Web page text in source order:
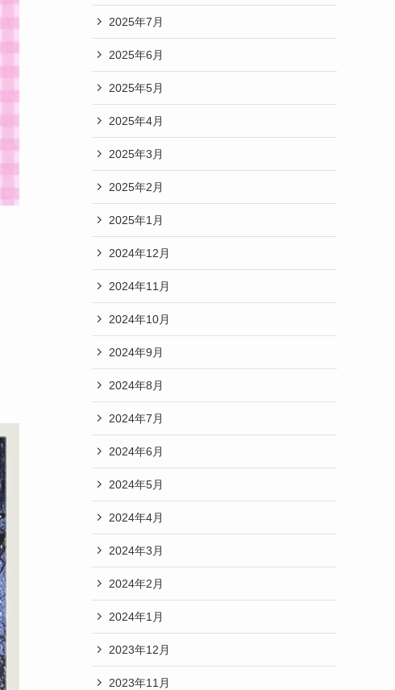
2025年7月
2025年6月
2025年5月
2025年4月
2025年3月
2025年2月
2025年1月
2024年12月
2024年11月
2024年10月
2024年9月
2024年8月
2024年7月
2024年6月
2024年5月
2024年4月
2024年3月
2024年2月
2024年1月
2023年12月
2023年11月